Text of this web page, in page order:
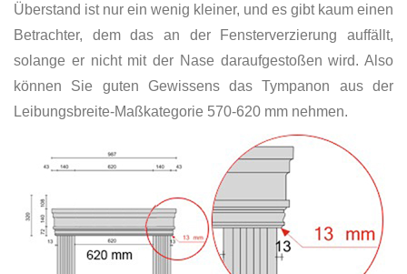
Überstand ist nur ein wenig kleiner, und es gibt kaum einen
Betrachter, dem das an der Fensterverzierung auffällt,
solange er nicht mit der Nase daraufgestoßen wird. Also
können Sie guten Gewissens das Tympanon aus der
Leibungsbreite-Maßkategorie 570-620 mm nehmen.